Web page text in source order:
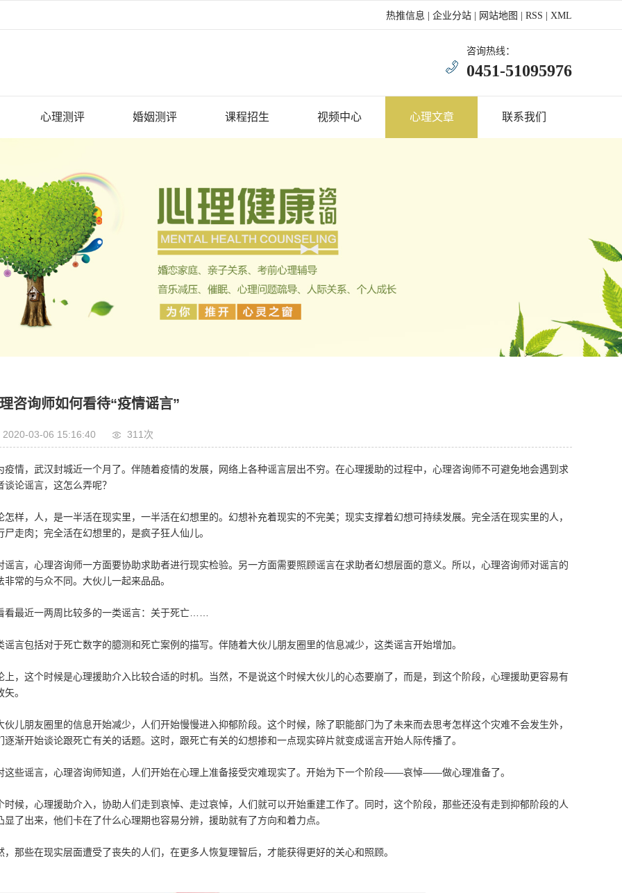
热推信息 企业分站 网站地图 RSS XML
咨询热线：
0451-51095976
心理测评 婚姻测评 课程招生 视频中心 心理文章 联系我们
咨询师如何看待“疫情谣言”
2020-03-06 15:16:40 311次
疫情，武汉封城近一个月了。伴随着疫情的发展，网络上各种谣言层出不穷。在心理援助的过程中，心理咨询师不可避免地会遇到求
谈论谣言，这怎么弄呢？
怎样，人，是一半活在现实里，一半活在幻想里的。幻想补充着现实的不完美；现实支撑着幻想可持续发展。完全活在现实里的人，
尸走肉；完全活在幻想里的，是疯子狂人仙儿。
谣言，心理咨询师一方面要协助求助者进行现实检验。另一方面需要照顾谣言在求助者幻想层面的意义。所以，心理咨询师对谣言的
非常的与众不同。大伙儿一起来品品。
看最近一两周比较多的一类谣言：关于死亡……
谣言包括对于死亡数字的臆测和死亡案例的描写。伴随着大伙儿朋友圈里的信息减少，这类谣言开始增加。
上，这个时候是心理援助介入比较合适的时机。当然，不是说这个时候大伙儿的心态要崩了，而是，到这个阶段，心理援助更容易有
矢。
伙儿朋友圈里的信息开始减少，人们开始慢慢进入抑郁阶段。这个时候，除了职能部门为了未来而去思考怎样这个灾难不会发生外，
逐渐开始谈论跟死亡有关的话题。这时，跟死亡有关的幻想掺和一点现实碎片就变成谣言开始人际传播了。
这些谣言，心理咨询师知道，人们开始在心理上准备接受灾难现实了。开始为下一个阶段——哀悼——做心理准备了。
时候，心理援助介入，协助人们走到哀悼、走过哀悼，人们就可以开始重建工作了。同时，这个阶段，那些还没有走到抑郁阶段的人
显了出来，他们卡在了什么心理期也容易分辨，援助就有了方向和着力点。
，那些在现实层面遭受了丧失的人们，在更多人恢复理智后，才能获得更好的关心和照顾。